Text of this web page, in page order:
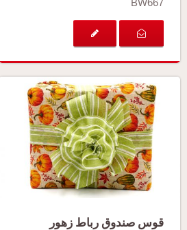
قوس صندوق رباط زهور